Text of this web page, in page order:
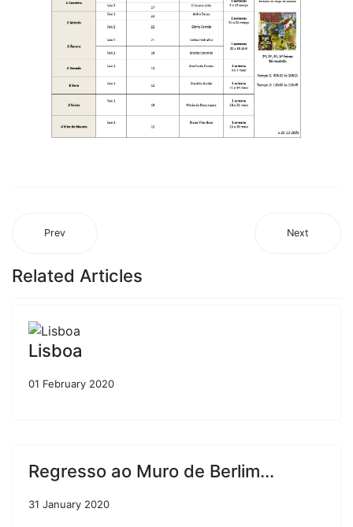
Prev Next
Related Articles
Lisboa
01 February 2020
Regresso ao Muro de Berlim...
31 January 2020